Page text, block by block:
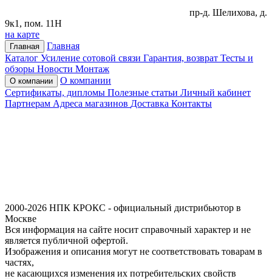
пр-д. Шелихова, д.
9к1, пом. 11Н
на карте
Главная
Главная
Каталог Усиление сотовой связи Гарантия, возврат Тесты и
обзоры Новости Монтаж
О компании
О компании
Сертификаты, дипломы Полезные статьи Личный кабинет
Партнерам Адреса магазинов Доставка Контакты
2000-2026 НПК КРОКС - официальный дистрибьютор в
Москве
Вся информация на сайте носит справочный характер и не
является публичной офертой.
Изображения и описания могут не соответствовать товарам в
частях,
не касающихся изменения их потребительских свойств